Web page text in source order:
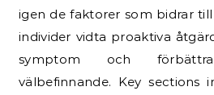
igen de faktorer som bidrar
individer vidta proaktiva
symptom och
välbefinnande. Key sections